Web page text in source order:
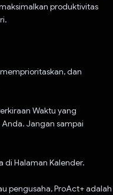
produktivitas
dan
Waktu yang
Jangan sampai
di Halaman Kalender.
pengusaha, ProAct+ adalah